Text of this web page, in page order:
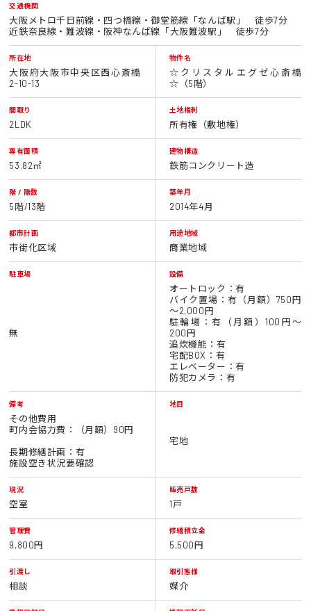
交通機関
大阪メトロ千日前線・四つ橋線・御堂筋線「なんば駅」 徒歩7分
近鉄奈良線・難波線・阪神なんば線「大阪難波駅」 徒歩7分
所在地
大阪府大阪市中央区西心斎橋
2-10-13
物件名
☆クリスタルエグゼ心斎橋
☆（5階）
間取り
2LDK
土地権利
所有権（敷地権）
専有面積
53.82㎡
建物構造
鉄筋コンクリート造
階 / 階数
5階/13階
築年月
2014年4月
都市計画
市街化区域
用途地域
商業地域
駐車場
無
設備
オートロック：有
バイク置場：有（月額）750円
～2,000円
駐輪場：有（月額）100円～
200円
追炊機能：有
宅配BOX：有
エレベーター：有
防犯カメラ：有
備考
その他費用
町内会協力費：（月額）90円
長期修繕計画：有
施設空き状況要確認
地目
宅地
現況
空室
販売戸数
1戸
管理費
9,800円
修繕積立金
5,500円
引渡し
相談
取引態様
媒介